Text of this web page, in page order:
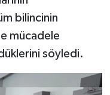
bilincinin
mücadele
söyledi.